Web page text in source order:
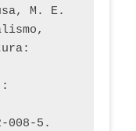
M. E.
008-5.